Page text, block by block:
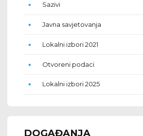
Sazivi
Javna savjetovanja
Lokalni izbori 2021
Otvoreni podaci
Lokalni izbori 2025
DOGAĐANJA